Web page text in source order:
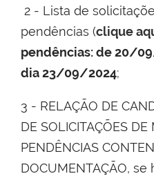
2 - Lista de
pendências (clique
pendências: de 20/
dia 23/09/2024;
3 - RELAÇÃO DE
DE SOLICITAÇÕES
PENDÊNCIAS
DOCUMENTAÇÃO,